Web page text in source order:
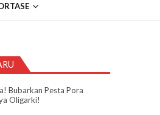
Bubarkan Pesta Pora
Oligarki!